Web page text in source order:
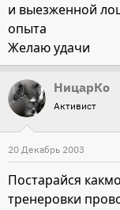
и выезженной
опыта
Желаю удачи
НицарКо
Активист
20 Декабрь 2003
Постарайся
тренеровки